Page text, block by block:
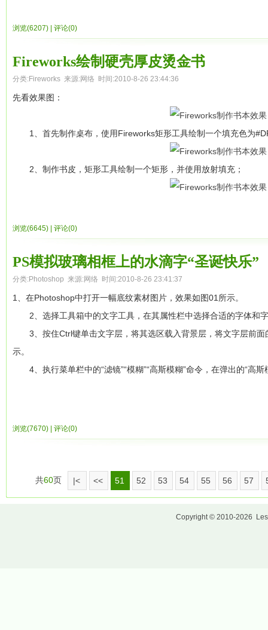
行观察，如图所示。
对切片进行优化
水是因为阳光的照射，所以选取了另一块区域加高亮了，还有很
上色，最后完成效果如图
上色主要难在要有耐心，一幅好的图片的上色，要做很多选区，
到自己很满意为止呵呵，如果你有耐心，相信你真正的学到东西了。
度：第二个，尖角：1)，然后调节节点至最右边的形状。羽化，降低
克隆几个刚得到的这个图形，做条状渐变，调节节点使左右两边
整好他们的位置，然后把高光部分放到锁头上，得到右边的锁头。
3.锁身：对矩形线性渐变，如图。为了描述锁身上线的光感，故
4.黑黄交织的条纹：画出黄色和黑色的矩形，组合，然后克隆多
工具得右图的黑黄条纹矩形，绘制一个矩形，渐变使得两侧的不透
矩形上，选择他们，组合为蒙板。
把锁头和锁身放在一起得最终效果。原文链接
源文件：
浏览(6207) 评论(0)
Fireworks绘制硬壳厚皮烫金书
分类:Fireworks 来源:网络 时间:2010-8-26 23:44:36
先看效果图：
1、首先制作桌布，使用Fireworks矩形工具绘制一个填充色为
2、制作书皮，矩形工具绘制一个矩形，并使用放射填充；
4、制作书本投影效果；
5、制作书本边框效果，绘制一个长宽都比书皮少6px的矩形，无
17%；
6、添加图书折边，两条直线，填充色如图；
7、书写文字，字体我选择的是Curlz MT，垂直渐变填充，并发
浏览(6645) 评论(0)
PS模拟玻璃相框上的水滴字“圣诞快乐”
分类:Photoshop 来源:网络 时间:2010-8-26 23:41:37
1、在Photoshop中打开一幅底纹素材图片，效果如图01所示。
2、选择工具箱中的文字工具，在其属性栏中选择合适的字体和
3、按住Ctrl键单击文字层，将其选区载入背景层，将文字层前面
示。
4、执行菜单栏中的“滤镜”“模糊”“高斯模糊”命令，在弹出的“高
单击确定按钮后选区内的图像效果如图05所示。
图06所示，单击确定后，效果如图07所示。
浏览(7670) 评论(0)
共60页 |< << 51 52 53 54 55 56 57
Copyright © 2010-2026